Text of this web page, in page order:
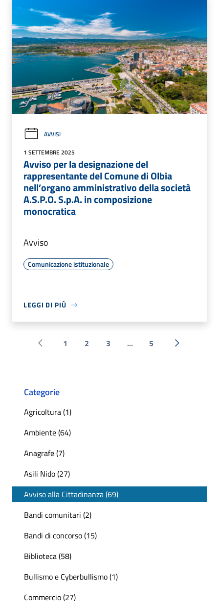
AVVISI
1 SETTEMBRE 2025
Avviso per la designazione del
rappresentante del Comune di Olbia
nell’organo amministrativo della società
A.S.P.O. S.p.A. in composizione
monocratica
Avviso
Comunicazione istituzionale
LEGGI DI PIÙ
Pagina precedente
1 2 3 ... 5 Successiva
Categorie
Agricoltura (1)
Ambiente (64)
Anagrafe (7)
Asili Nido (27)
Avviso alla Cittadinanza (69)
Bandi comunitari (2)
Bandi di concorso (15)
Biblioteca (58)
Bullismo e Cyberbullismo (1)
Commercio (27)